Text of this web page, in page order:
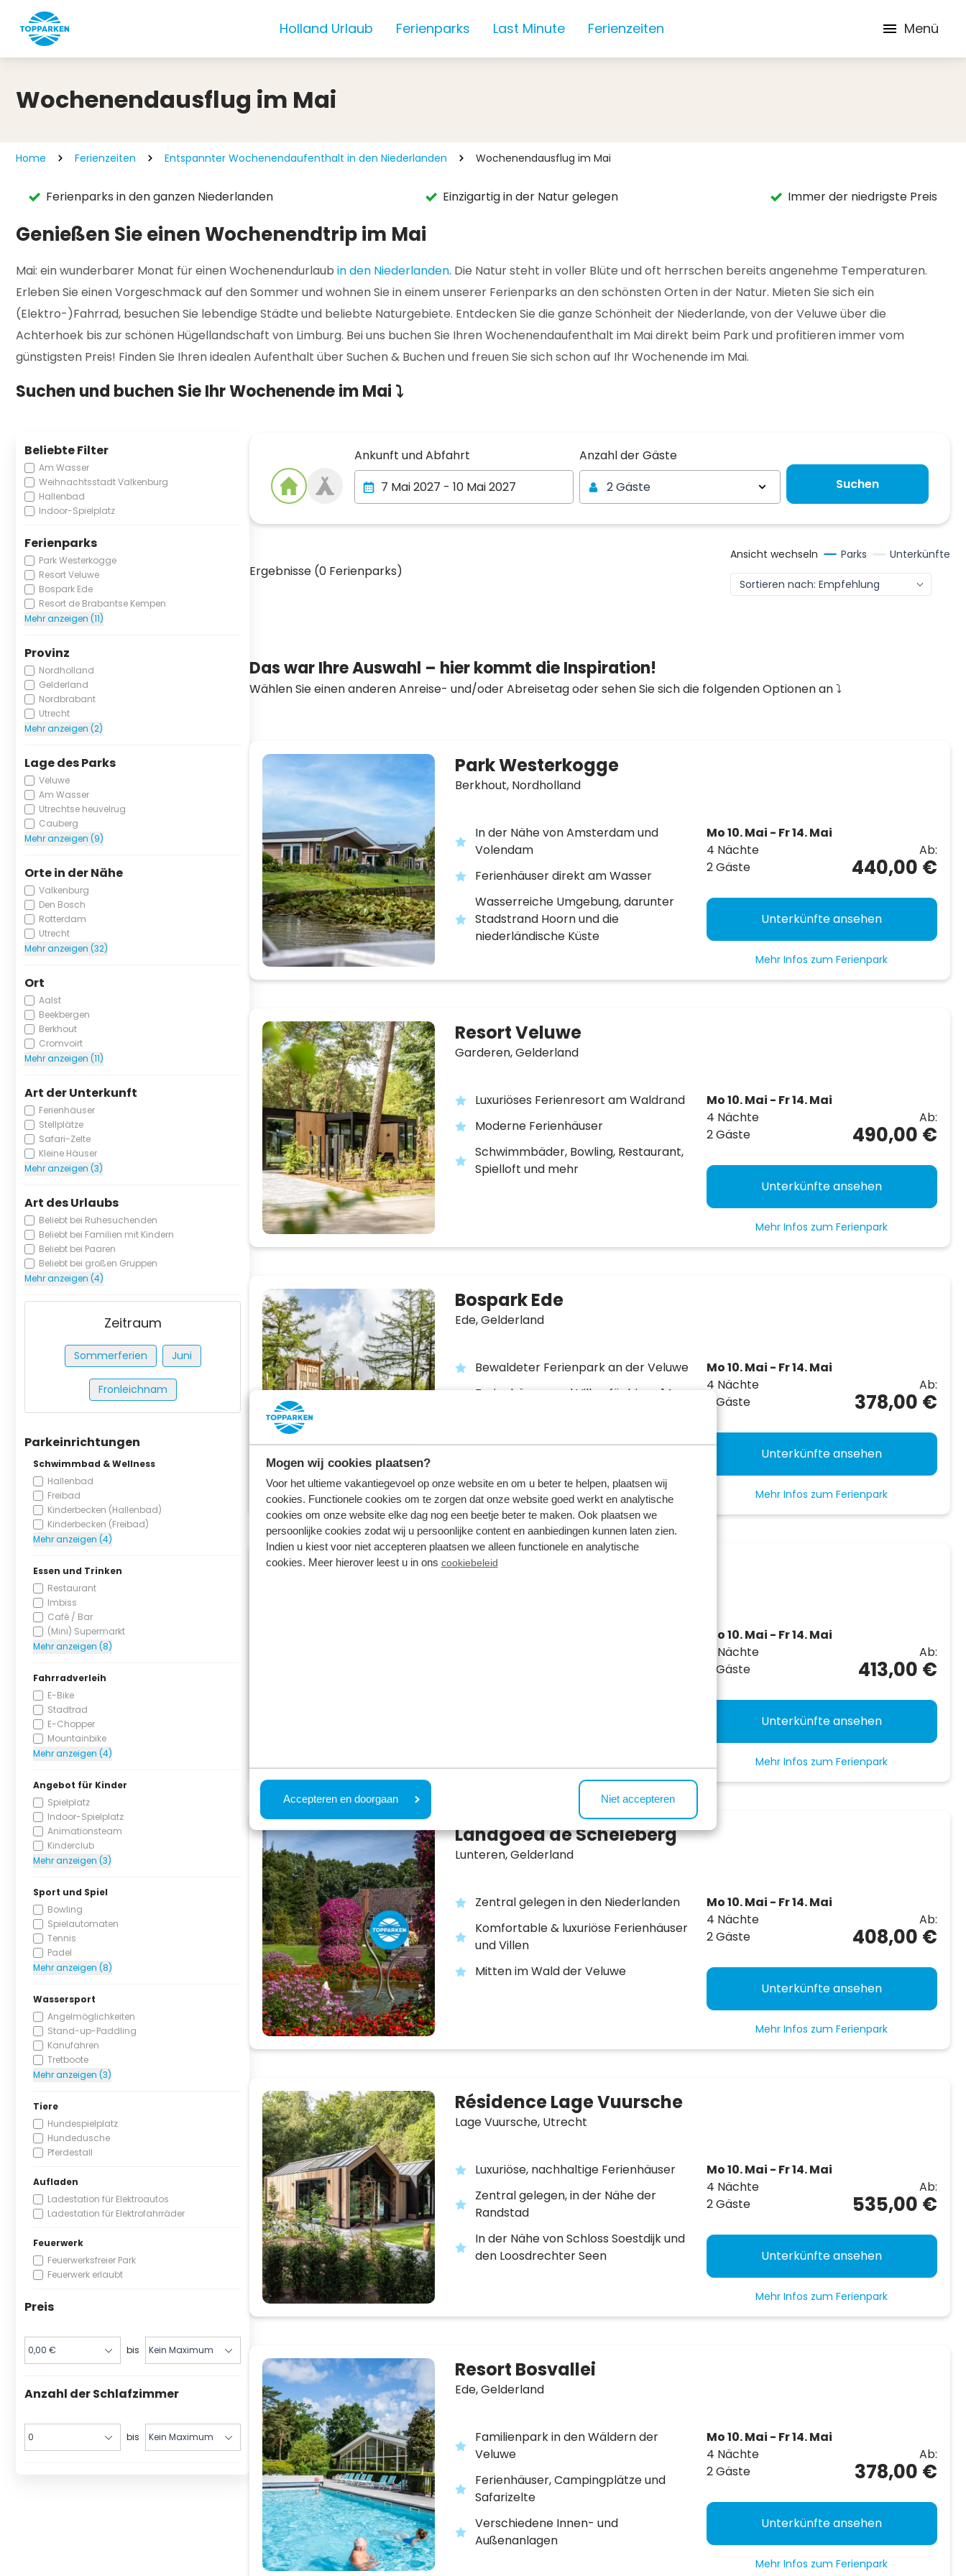
Mogen wij cookies plaatsen?
Voor het ultieme vakantiegevoel op onze website en om u beter te helpen, plaatsen wij
cookies. Functionele cookies om te zorgen dat onze website goed werkt en analytische
cookies om onze website elke dag nog een beetje beter te maken. Ook plaatsen we
persoonlijke cookies zodat wij u persoonlijke content en aanbiedingen kunnen laten zien.
Indien u kiest voor niet accepteren plaatsen we alleen functionele en analytische
cookies. Meer hierover leest u in ons cookiebeleid
Accepteren en doorgaan Niet accepteren
Holland Urlaub Ferienparks Last Minute Ferienzeiten Menü
Wochenendausflug im Mai
Home Ferienzeiten Entspannter Wochenendaufenthalt in den Niederlanden Wochenendausflug im Mai
Ferienparks in den ganzen Niederlanden Einzigartig in der Natur gelegen Immer der niedrigste Preis
Genießen Sie einen Wochenendtrip im Mai
Mai: ein wunderbarer Monat für einen Wochenendurlaub in den Niederlanden. Die Natur steht in voller Blüte und oft herrschen bereits angenehme Temperaturen.
Erleben Sie einen Vorgeschmack auf den Sommer und wohnen Sie in einem unserer Ferienparks an den schönsten Orten in der Natur. Mieten Sie sich ein
(Elektro-)Fahrrad, besuchen Sie lebendige Städte und beliebte Naturgebiete. Entdecken Sie die ganze Schönheit der Niederlande, von der Veluwe über die
Achterhoek bis zur schönen Hügellandschaft von Limburg. Bei uns buchen Sie Ihren Wochenendaufenthalt im Mai direkt beim Park und profitieren immer vom
günstigsten Preis! Finden Sie Ihren idealen Aufenthalt über Suchen & Buchen und freuen Sie sich schon auf Ihr Wochenende im Mai.
Suchen und buchen Sie Ihr Wochenende im Mai ⤵
Beliebte Filter
Am Wasser
Weihnachtsstadt Valkenburg
Hallenbad
Indoor-Spielplatz
Ferienparks
Park Westerkogge
Resort Veluwe
Bospark Ede
Resort de Brabantse Kempen
Mehr anzeigen (11)
Provinz
Nordholland
Gelderland
Nordbrabant
Utrecht
Mehr anzeigen (2)
Lage des Parks
Veluwe
Am Wasser
Utrechtse heuvelrug
Cauberg
Mehr anzeigen (9)
Orte in der Nähe
Valkenburg
Den Bosch
Rotterdam
Utrecht
Mehr anzeigen (32)
Ort
Aalst
Beekbergen
Berkhout
Cromvoirt
Mehr anzeigen (11)
Art der Unterkunft
Ferienhäuser
Stellplätze
Safari-Zelte
Kleine Häuser
Mehr anzeigen (3)
Art des Urlaubs
Beliebt bei Ruhesuchenden
Beliebt bei Familien mit Kindern
Beliebt bei Paaren
Beliebt bei großen Gruppen
Mehr anzeigen (4)
Zeitraum
Sommerferien Juni
Fronleichnam
Parkeinrichtungen
Schwimmbad & Wellness
Hallenbad
Freibad
Kinderbecken (Hallenbad)
Kinderbecken (Freibad)
Mehr anzeigen (4)
Essen und Trinken
Restaurant
Imbiss
Café / Bar
(Mini) Supermarkt
Mehr anzeigen (8)
Fahrradverleih
E-Bike
Stadtrad
E-Chopper
Mountainbike
Mehr anzeigen (4)
Angebot für Kinder
Spielplatz
Indoor-Spielplatz
Animationsteam
Kinderclub
Mehr anzeigen (3)
Sport und Spiel
Bowling
Spielautomaten
Tennis
Padel
Mehr anzeigen (8)
Wassersport
Angelmöglichkeiten
Stand-up-Paddling
Kanufahren
Tretboote
Mehr anzeigen (3)
Tiere
Hundespielplatz
Hundedusche
Pferdestall
Aufladen
Ladestation für Elektroautos
Ladestation für Elektrofahrräder
Feuerwerk
Feuerwerksfreier Park
Feuerwerk erlaubt
Preis
bis
Anzahl der Schlafzimmer
bis
Ankunft und Abfahrt Anzahl der Gäste
Anzahl der Gäste
2 Gäste
Suchen
Ergebnisse (0 Ferienparks)
Ansicht wechseln Parks Unterkünfte
Das war Ihre Auswahl – hier kommt die Inspiration!
Wählen Sie einen anderen Anreise- und/oder Abreisetag oder sehen Sie sich die folgenden Optionen an ⤵️
Park Westerkogge
Berkhout, Nordholland
In der Nähe von Amsterdam und
Volendam
Ferienhäuser direkt am Wasser
Wasserreiche Umgebung, darunter
Stadstrand Hoorn und die
niederländische Küste
Mo 10. Mai - Fr 14. Mai
4 Nächte
2 Gäste
Ab:
440,00 €
Unterkünfte ansehen
Mehr Infos zum Ferienpark
Resort Veluwe
Garderen,Gelderland
Luxuriöses Ferienresort am Waldrand
Moderne Ferienhäuser
Schwimmbäder, Bowling, Restaurant,
Spielloft und mehr
Mo 10. Mai - Fr 14. Mai
4 Nächte
2 Gäste
Ab:
490,00 €
Unterkünfte ansehen
Mehr Infos zum Ferienpark
Bospark Ede
Ede,Gelderland
Bewaldeter Ferienpark an der Veluwe
Ferienhäuser und Villen für bis zu 14
Mo 10. Mai - Fr 14. Mai
4 Nächte
2 Gäste
Ab:
378,00 €
Unterkünfte ansehen
Mehr Infos zum Ferienpark
Resort de Brabantse Kempen
Mo 10. Mai - Fr 14. Mai
4 Nächte
2 Gäste
Ab:
413,00 €
Unterkünfte ansehen
Mehr Infos zum Ferienpark
Landgoed de Scheleberg
Lunteren,Gelderland
Zentral gelegen in den Niederlanden
Komfortable & luxuriöse Ferienhäuser
und Villen
Mitten im Wald der Veluwe
Mo 10. Mai - Fr 14. Mai
4 Nächte
2 Gäste
Ab:
408,00 €
Unterkünfte ansehen
Mehr Infos zum Ferienpark
Résidence Lage Vuursche
Lage Vuursche, Utrecht
Luxuriöse, nachhaltige Ferienhäuser
Zentral gelegen, in der Nähe der
Randstad
In der Nähe von Schloss Soestdijk und
den Loosdrechter Seen
Mo 10. Mai - Fr 14. Mai
4 Nächte
2 Gäste
Ab:
535,00 €
Unterkünfte ansehen
Mehr Infos zum Ferienpark
Resort Bosvallei
Ede,Gelderland
Familienpark in den Wäldern der
Veluwe
Ferienhäuser, Campingplätze und
Safarizelte
Verschiedene Innen- und
Außenanlagen
Mo 10. Mai - Fr 14. Mai
4 Nächte
2 Gäste
Ab:
378,00 €
Unterkünfte ansehen
Mehr Infos zum Ferienpark